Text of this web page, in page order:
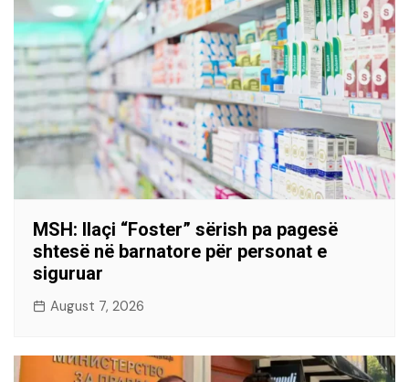
MSH: Ilaçi “Foster” sërish pa pagesë
shtesë në barnatore për personat e
siguruar
August 7, 2026